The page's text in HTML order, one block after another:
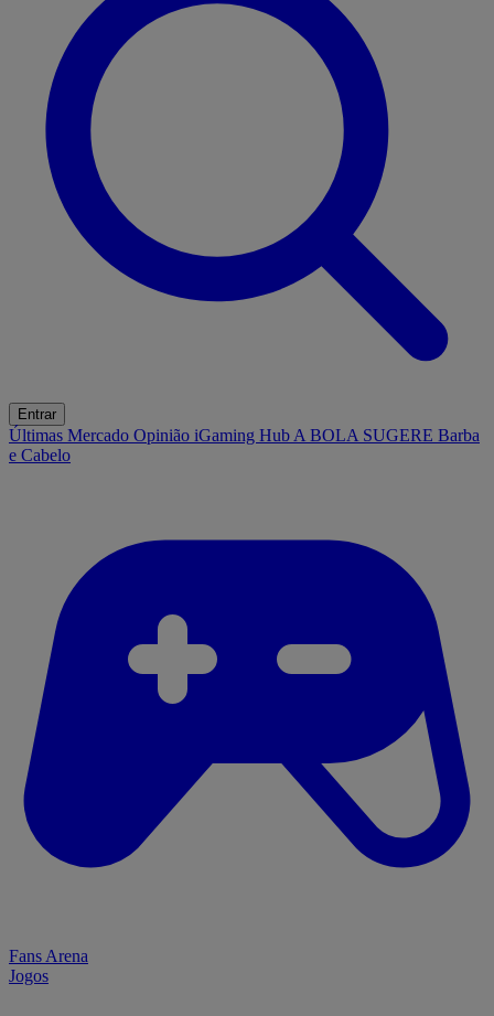
Entrar
Últimas Mercado Opinião iGaming Hub A BOLA SUGERE Barba
e Cabelo
Fans Arena
Jogos